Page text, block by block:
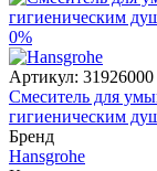
0%
Артикул: 31926000
Смеситель для
гигиеническим
Бренд
Hansgrohe